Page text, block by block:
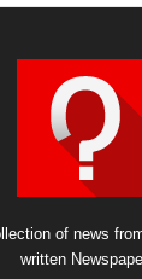
of news
written